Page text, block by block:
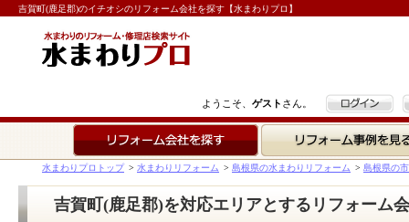
吉賀町(鹿足郡)のイチオシのリフォーム会社を探す【水まわりプロ】
ようこそ、 ゲスト さん。 ログイン
リフォーム事例を見る
水まわりプロトップ > 水まわりリフォーム > 島根県の水まわりリフォーム > 島根県の
吉賀町(鹿足郡)を対応エリアとするリフォーム